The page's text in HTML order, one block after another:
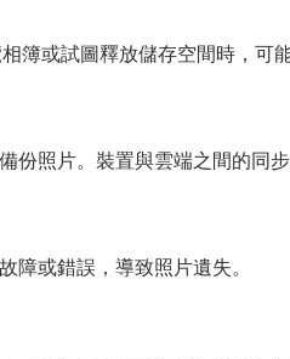
簿或試圖釋放儲存空間時，可
照片。裝置與雲端之間的同步
或錯誤，導致照片遺失。